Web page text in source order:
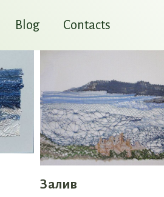
Blog Contacts
Залив